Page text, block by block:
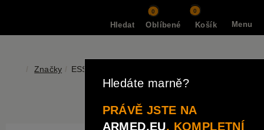
Menu
Hledat
0
Oblíbené Košík
0
Značky ESS
Hledáte marně?
PRÁVĚ JSTE NA
ARMED.EU, KOMPLETNÍ